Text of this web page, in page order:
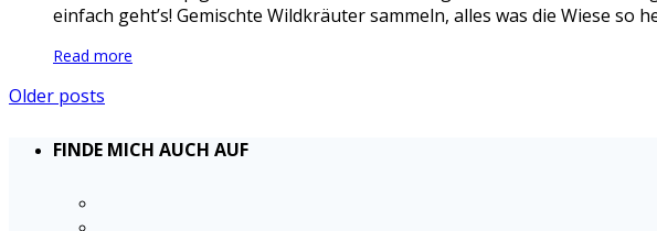
einfach geht’s! Gemischte Wildkräuter sammeln, alles was die Wiese so
Read more
Older posts
FINDE MICH AUCH AUF